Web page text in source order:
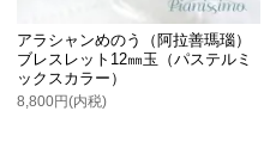
アラシャンめのう（阿拉善瑪瑙）
ブレスレット12㎜玉（パステルミ
ックスカラー）
8,800円(内税)